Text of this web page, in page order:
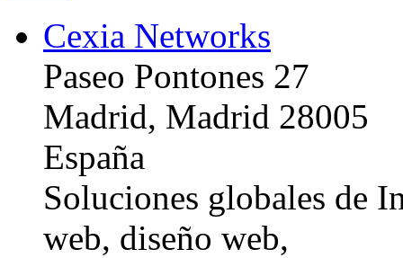
Cexia Networks
Paseo Pontones 27
Madrid, Madrid 28005
España
Soluciones globales de
web, diseño web,